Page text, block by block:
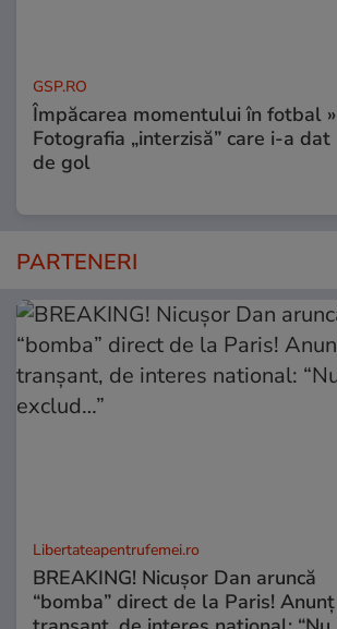
GSP.RO
Împăcarea momentului în fotbal »
Fotografia „interzisă” care i-a dat
de gol
PARTENERI
Libertateapentrufemei.ro
BREAKING! Nicușor Dan aruncă
“bomba” direct de la Paris! Anunț